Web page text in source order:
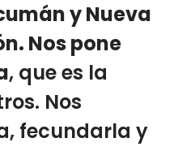
y Nueva
Nos pone
, que es la
Nos
fecundarla y